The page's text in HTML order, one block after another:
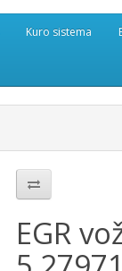
Kuro sistema
EGR